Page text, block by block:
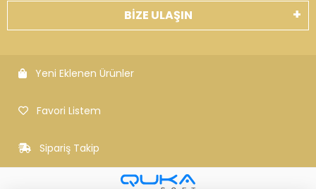
BİZE ULAŞIN
Yeni Eklenen Ürünler
Favori Listem
Sipariş Takip